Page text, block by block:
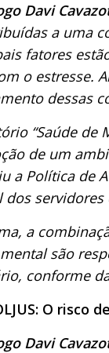
Davi
a uma
fatores
o estresse.
dessas
“Saúde de
de um
a Política de
dos servidores
a
são
conforme
O risco
Davi